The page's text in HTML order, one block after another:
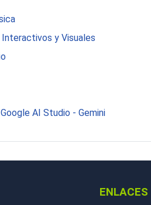
y Visuales
AI Studio - Gemini
ENLACES